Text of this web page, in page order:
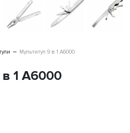
Мультитул 9 в 1 A6000
1 A6000